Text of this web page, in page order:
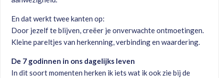
En dat werkt twee kanten op:
Door jezelf te blijven, creëer je onverwachte ontmoetingen.
Kleine pareltjes van herkenning, verbinding en waardering.
De 7 godinnen in ons dagelijks leven
In dit soort momenten herken ik iets wat ik ook zie bij de